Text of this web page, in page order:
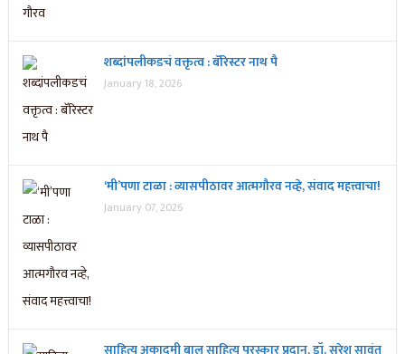
शब्दांपलीकडचं वक्तृत्व : बॅरिस्टर नाथ पै
January 18, 2026
‘मी’पणा टाळा : व्यासपीठावर आत्मगौरव नव्हे, संवाद महत्त्वाचा!
January 07, 2026